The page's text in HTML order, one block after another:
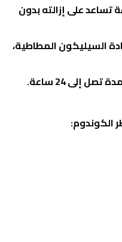
تساعد على إزالته بدون
السيليكون المطاطية،
إلى 24 ساعة.
الكوندوم: